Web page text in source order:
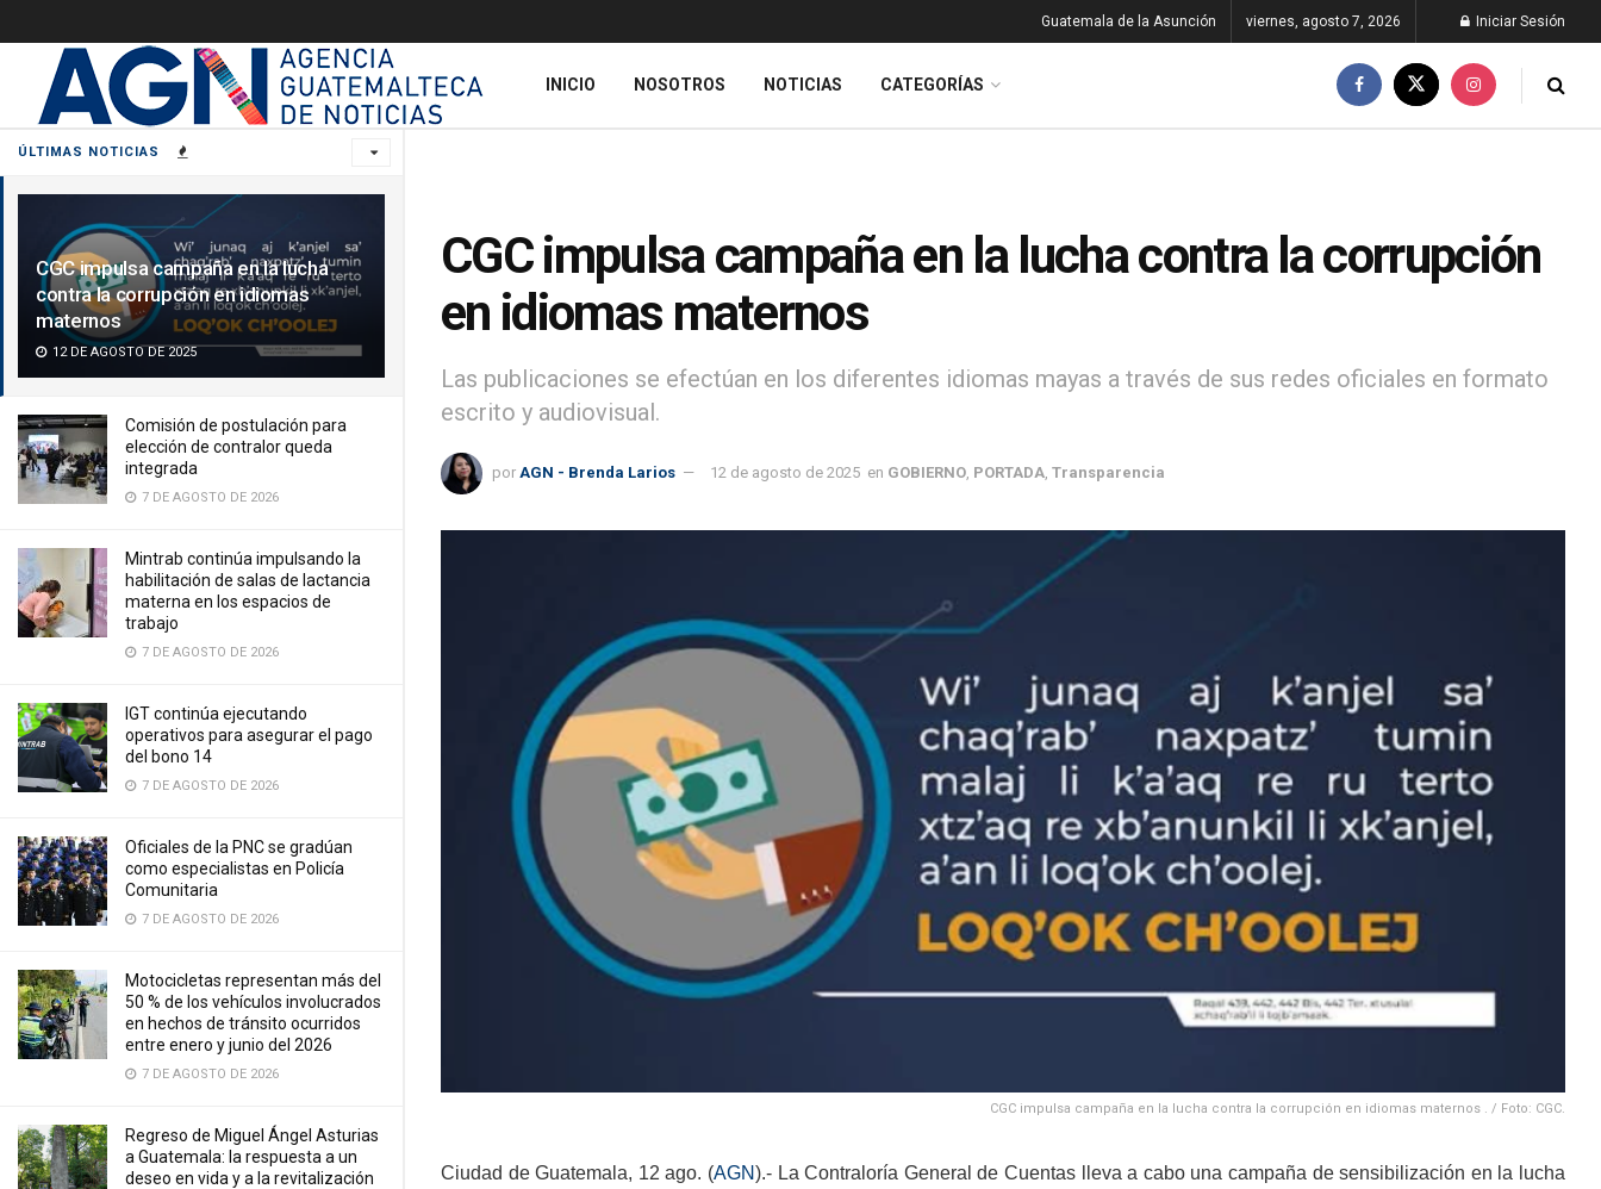
ÚLTIMAS NOTICIAS
CGC impulsa campaña en la lucha
contra la corrupción en idiomas
maternos
12 DE AGOSTO DE 2025
Comisión de postulación para
elección de contralor queda
integrada
7 DE AGOSTO DE 2026
Mintrab continúa impulsando la
habilitación de salas de lactancia
materna en los espacios de
trabajo
7 DE AGOSTO DE 2026
IGT continúa ejecutando
operativos para asegurar el pago
del bono 14
7 DE AGOSTO DE 2026
Oficiales de la PNC se gradúan
como especialistas en Policía
Comunitaria
7 DE AGOSTO DE 2026
Motocicletas representan más del
50 % de los vehículos involucrados
en hechos de tránsito ocurridos
entre enero y junio del 2026
7 DE AGOSTO DE 2026
Regreso de Miguel Ángel Asturias
a Guatemala: la respuesta a un
deseo en vida y a la revitalización
Guatemala de la Asunción viernes, agosto 7, 2026 Iniciar Sesión
INICIO NOSOTROS NOTICIAS CATEGORÍAS
CGC impulsa campaña en la lucha contra la corrupción
en idiomas maternos
Las publicaciones se efectúan en los diferentes idiomas mayas a través de sus redes oficiales en formato
escrito y audiovisual.
por AGN - Brenda Larios 12 de agosto de 2025 en GOBIERNO PORTADA Transparencia
CGC impulsa campaña en la lucha contra la corrupción en idiomas maternos . / Foto: CGC.
Ciudad de Guatemala, 12 ago. (AGN).- La Contraloría General de Cuentas lleva a cabo una campaña de sensibilización en la lucha